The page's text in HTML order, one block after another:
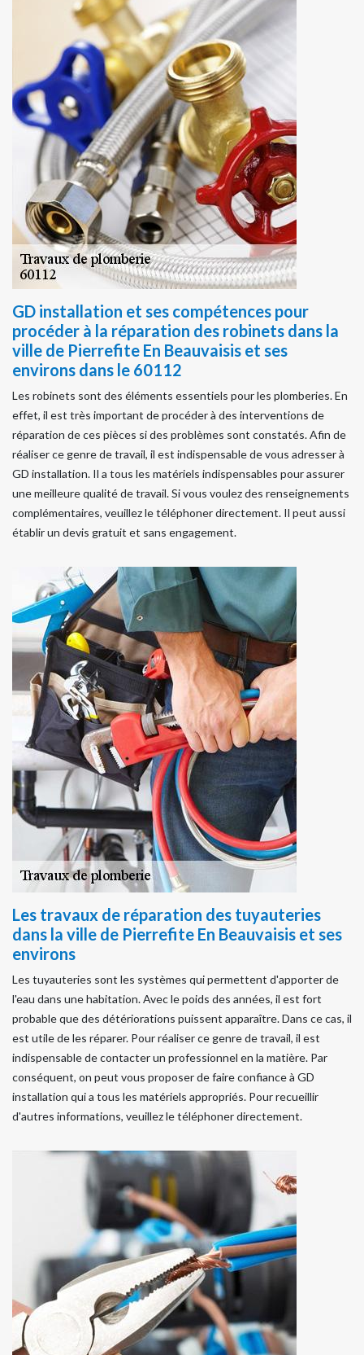
GD installation et ses compétences pour
procéder à la réparation des robinets dans la
ville de Pierrefite En Beauvaisis et ses
environs dans le 60112
Les robinets sont des éléments essentiels pour les plomberies. En
effet, il est très important de procéder à des interventions de
réparation de ces pièces si des problèmes sont constatés. Afin de
réaliser ce genre de travail, il est indispensable de vous adresser à
GD installation. Il a tous les matériels indispensables pour assurer
une meilleure qualité de travail. Si vous voulez des renseignements
complémentaires, veuillez le téléphoner directement. Il peut aussi
établir un devis gratuit et sans engagement.
Les travaux de réparation des tuyauteries
dans la ville de Pierrefite En Beauvaisis et ses
environs
Les tuyauteries sont les systèmes qui permettent d'apporter de
l'eau dans une habitation. Avec le poids des années, il est fort
probable que des détériorations puissent apparaître. Dans ce cas, il
est utile de les réparer. Pour réaliser ce genre de travail, il est
indispensable de contacter un professionnel en la matière. Par
conséquent, on peut vous proposer de faire confiance à GD
installation qui a tous les matériels appropriés. Pour recueillir
d'autres informations, veuillez le téléphoner directement.